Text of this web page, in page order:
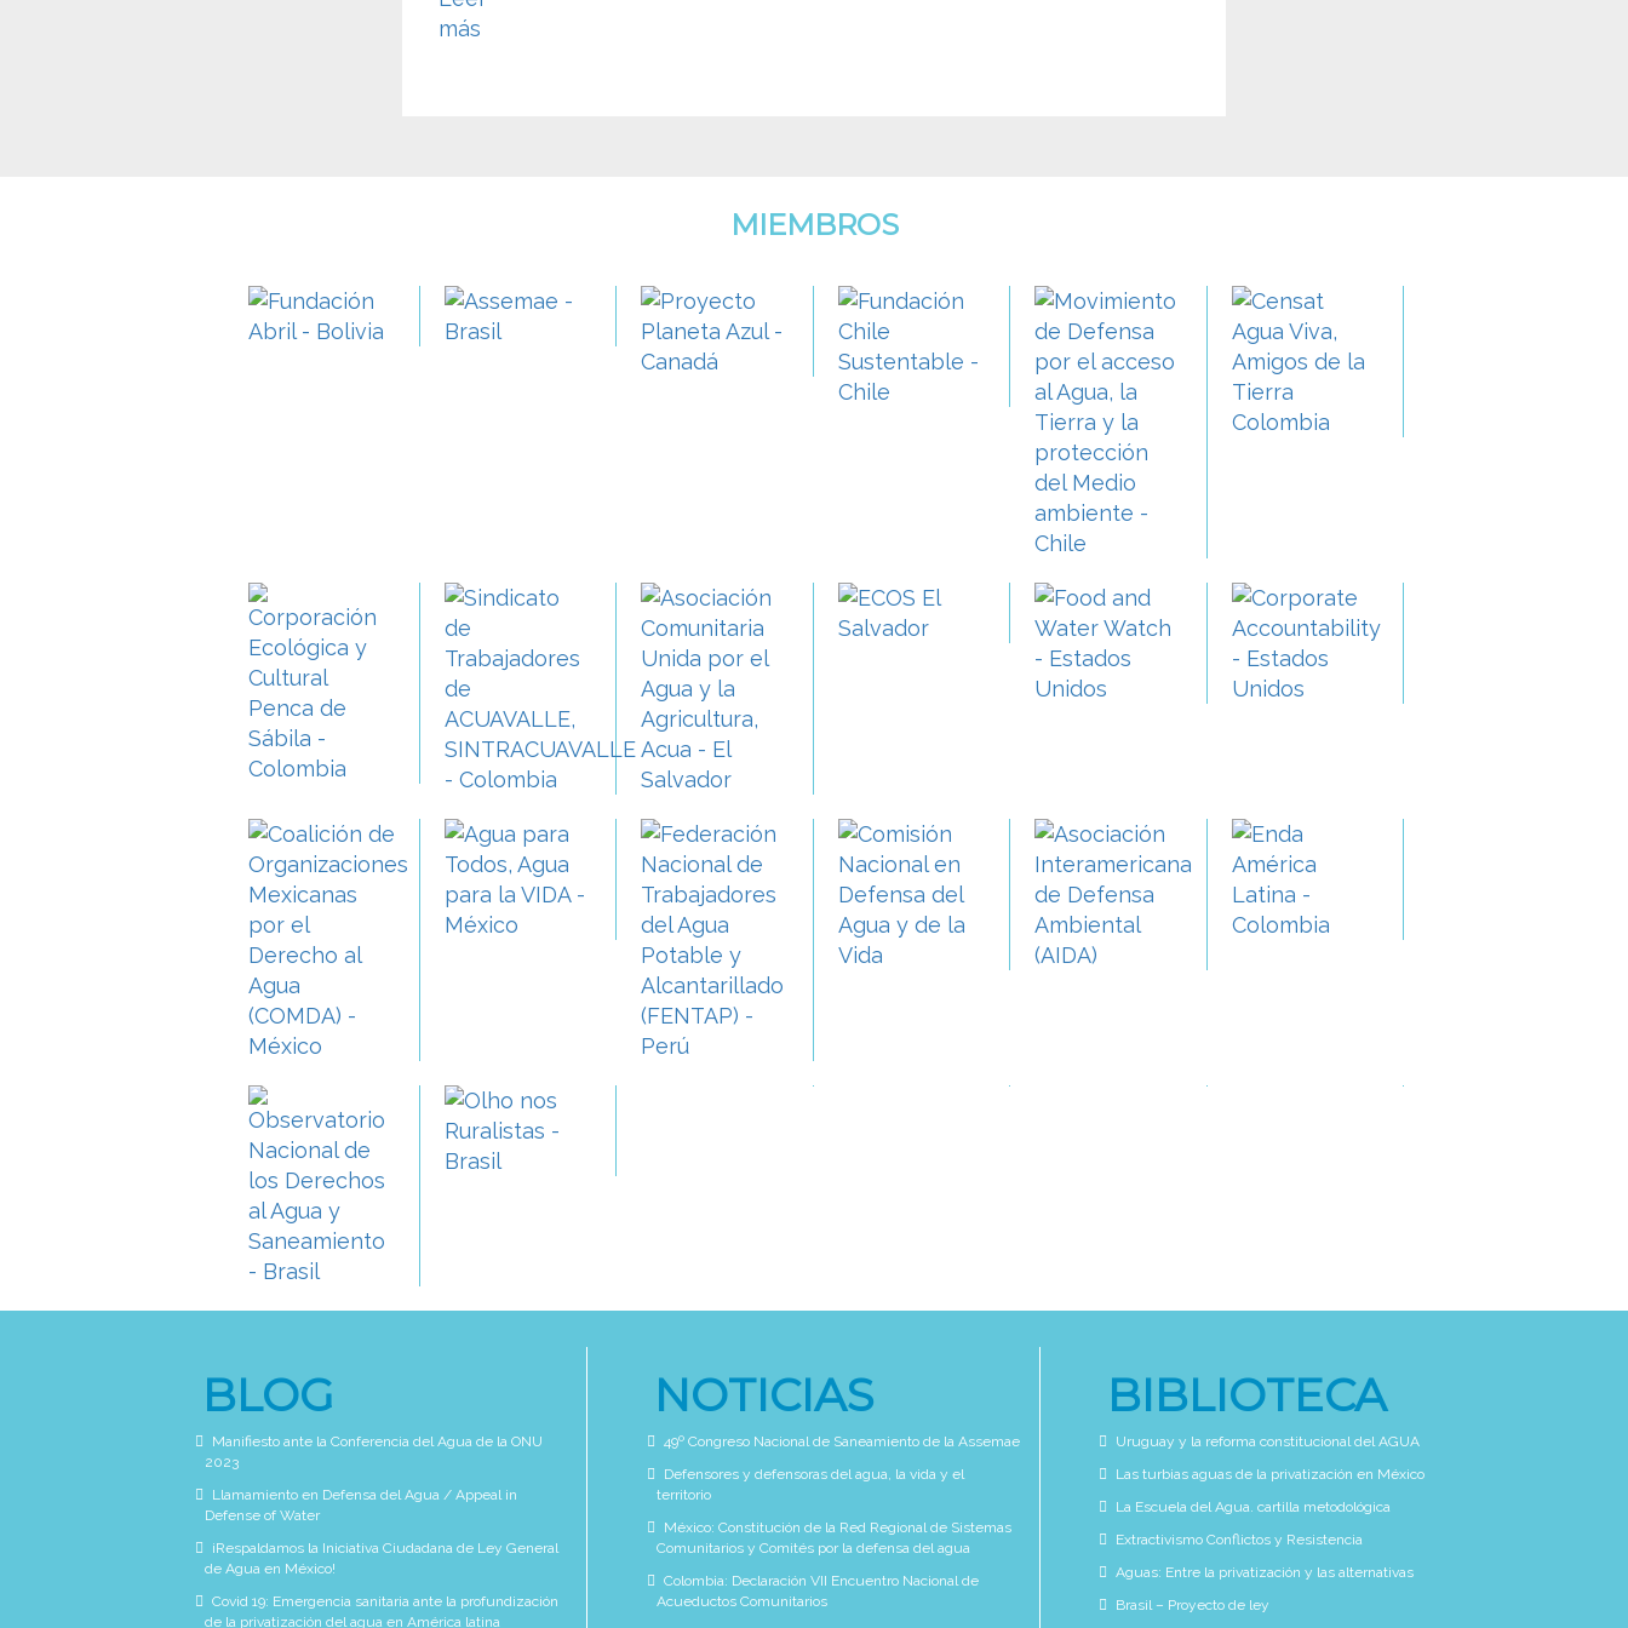
más
MIEMBROS
BLOG
Manifiesto ante la Conferencia del Agua de la ONU
2023
Llamamiento en Defensa del Agua / Appeal in
Defense of Water
¡Respaldamos la Iniciativa Ciudadana de Ley General
de Agua en México!
Covid 19: Emergencia sanitaria ante la profundización
de la privatización del agua en América latina
NOTICIAS
49º Congreso Nacional de Saneamiento de la Assemae
Defensores y defensoras del agua, la vida y el
territorio
México: Constitución de la Red Regional de Sistemas
Comunitarios y Comités por la defensa del agua
Colombia: Declaración VII Encuentro Nacional de
Acueductos Comunitarios
BIBLIOTECA
Uruguay y la reforma constitucional del AGUA
Las turbias aguas de la privatización en México
La Escuela del Agua. cartilla metodológica
Extractivismo Conflictos y Resistencia
Aguas: Entre la privatización y las alternativas
Brasil – Proyecto de ley